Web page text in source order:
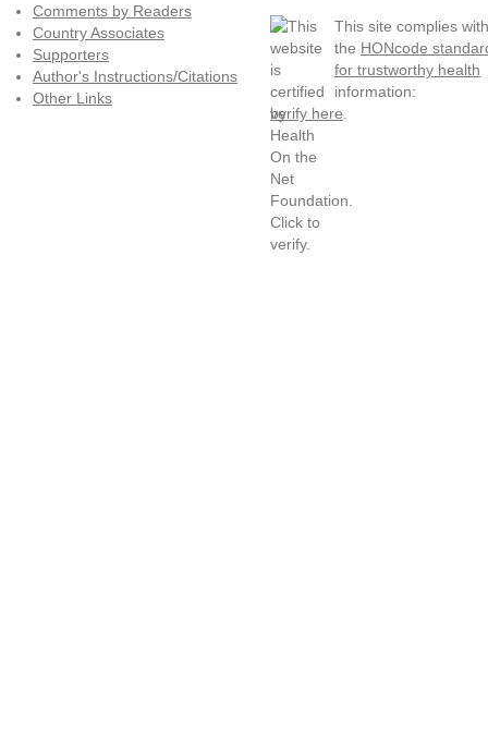
Comments by Readers
Country Associates
Supporters
Author's Instructions/Citations
Other Links
This site complies with
the HONcode
for trustworthy health
information:
verify here